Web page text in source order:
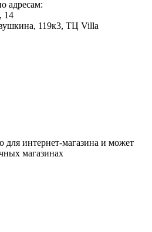
адресам:
14
119к3, ТЦ Villa
для интернет-магазина и может
магазинах